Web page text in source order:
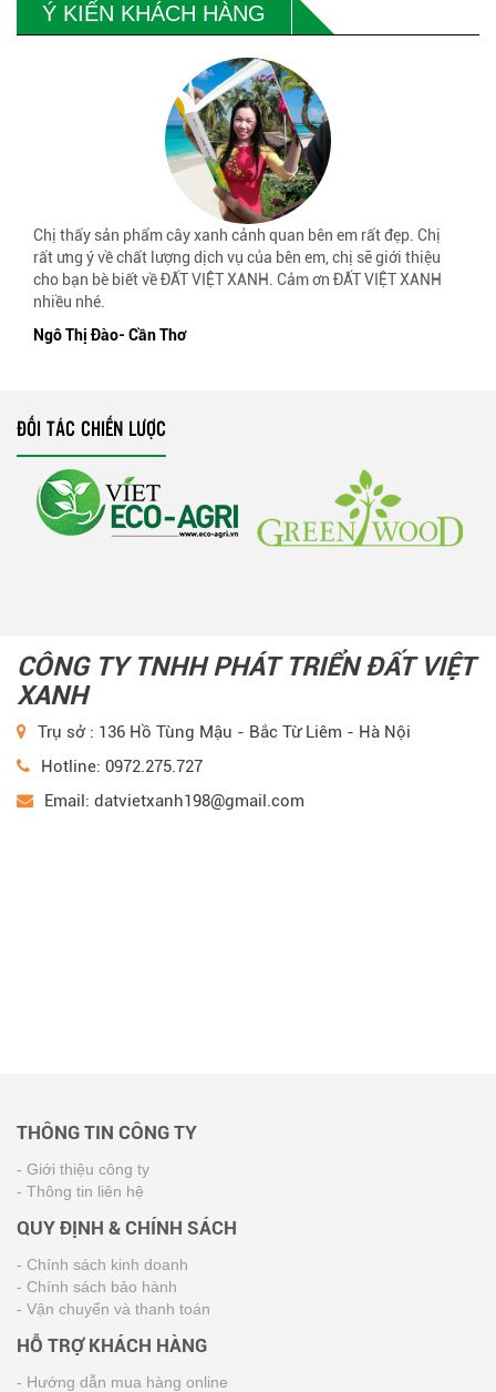
Ý KIẾN KHÁCH HÀNG
Chị thấy sản phẩm cây xanh cảnh quan bên em rất đẹp. Chị
rất ưng ý về chất lượng dịch vụ của bên em, chị sẽ giới thiệu
cho bạn bè biết về ĐẤT VIỆT XANH. Cảm ơn ĐẤT VIỆT XANH
nhiều nhé.
Ngô Thị Đào- Cần Thơ
ĐỐI TÁC CHIẾN LƯỢC
CÔNG TY TNHH PHÁT TRIỂN ĐẤT VIỆT
XANH
Trụ sở : 136 Hồ Tùng Mậu - Bắc Từ Liêm - Hà Nội
Hotline: 0972.275.727
Email: datvietxanh198@gmail.com
THÔNG TIN CÔNG TY
- Giới thiệu công ty
- Thông tin liên hệ
QUY ĐỊNH & CHÍNH SÁCH
- Chính sách kinh doanh
- Chính sách bảo hành
- Vận chuyển và thanh toán
HỖ TRỢ KHÁCH HÀNG
- Hướng dẫn mua hàng online